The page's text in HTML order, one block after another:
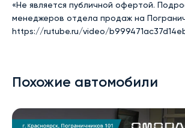
«Не является публичной офертой.
менеджеров отдела продаж на
https://rutube.ru/video/
Похожие автомобили